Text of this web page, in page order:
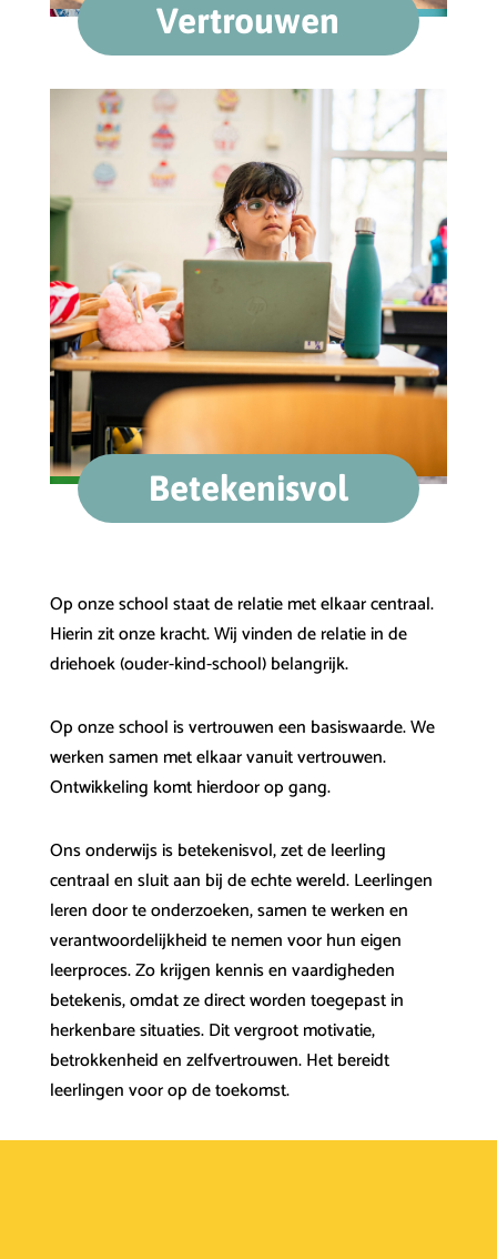
Vertrouwen
Betekenisvol
Op onze school staat de relatie met elkaar centraal.
Hierin zit onze kracht. Wij vinden de relatie in de
driehoek (ouder-kind-school) belangrijk.
Op onze school is vertrouwen een basiswaarde. We
werken samen met elkaar vanuit vertrouwen.
Ontwikkeling komt hierdoor op gang.
Ons onderwijs is betekenisvol, zet de leerling
centraal en sluit aan bij de echte wereld. Leerlingen
leren door te onderzoeken, samen te werken en
verantwoordelijkheid te nemen voor hun eigen
leerproces. Zo krijgen kennis en vaardigheden
betekenis, omdat ze direct worden toegepast in
herkenbare situaties. Dit vergroot motivatie,
betrokkenheid en zelfvertrouwen. Het bereidt
leerlingen voor op de toekomst.